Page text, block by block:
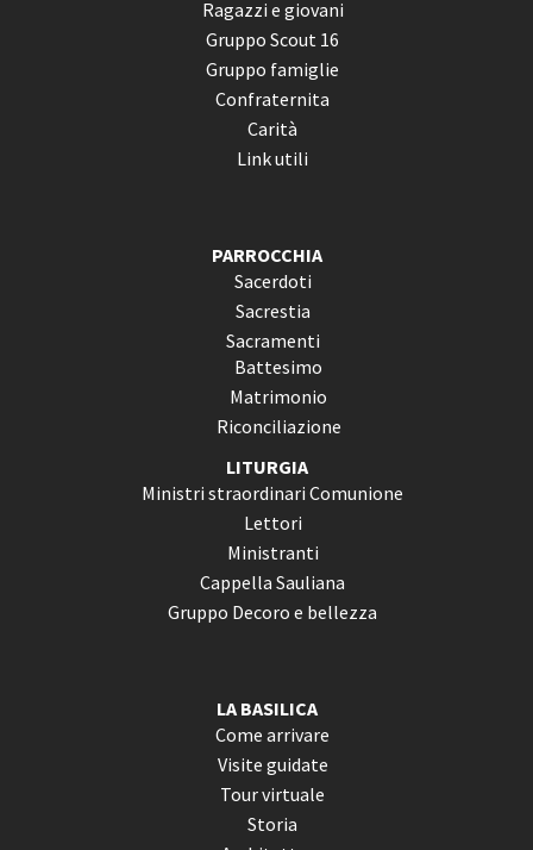
Ragazzi e giovani
Gruppo Scout 16
Gruppo famiglie
Confraternita
Carità
Link utili
PARROCCHIA
Sacerdoti
Sacrestia
Sacramenti
Battesimo
Matrimonio
Riconciliazione
LITURGIA
Ministri straordinari Comunione
Lettori
Ministranti
Cappella Sauliana
Gruppo Decoro e bellezza
LA BASILICA
Come arrivare
Visite guidate
Tour virtuale
Storia